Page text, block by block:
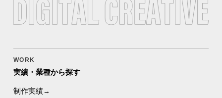
WORK
実績・業種から探す
制作実績